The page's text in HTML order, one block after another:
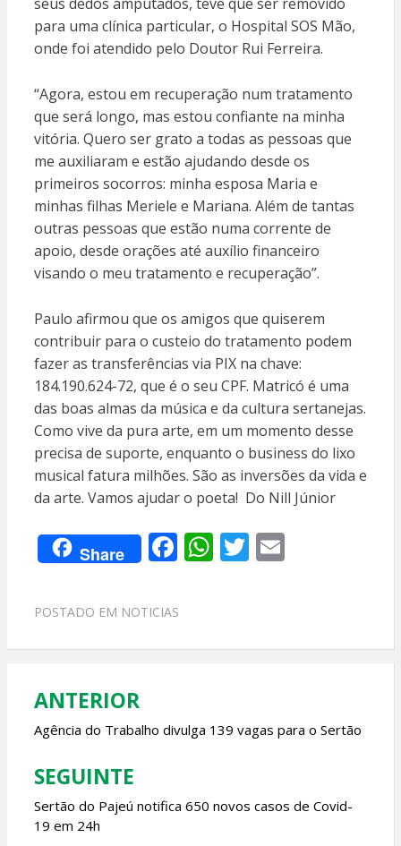
para uma clínica particular, o Hospital SOS Mão,
onde foi atendido pelo Doutor Rui Ferreira.
“Agora, estou em recuperação num tratamento
que será longo, mas estou confiante na minha
vitória. Quero ser grato a todas as pessoas que
me auxiliaram e estão ajudando desde os
primeiros socorros: minha esposa Maria e
minhas filhas Meriele e Mariana. Além de tantas
outras pessoas que estão numa corrente de
apoio, desde orações até auxílio financeiro
visando o meu tratamento e recuperação”.
Paulo afirmou que os amigos que quiserem
contribuir para o custeio do tratamento podem
fazer as transferências via PIX na chave:
184.190.624-72, que é o seu CPF. Matricó é uma
das boas almas da música e da cultura sertanejas.
Como vive da pura arte, em um momento desse
precisa de suporte, enquanto o business do lixo
musical fatura milhões. São as inversões da vida e
da arte. Vamos ajudar o poeta! Do Nill Júnior
Share F
e
o
k
W
A
p
T E
POSTADO EM NOTICIAS
Navegação
de
Post
ANTERIOR
Agência do Trabalho divulga 139 vagas para o Sertão
SEGUINTE
Sertão do Pajeú notifica 650 novos casos de Covid-
19 em 24h